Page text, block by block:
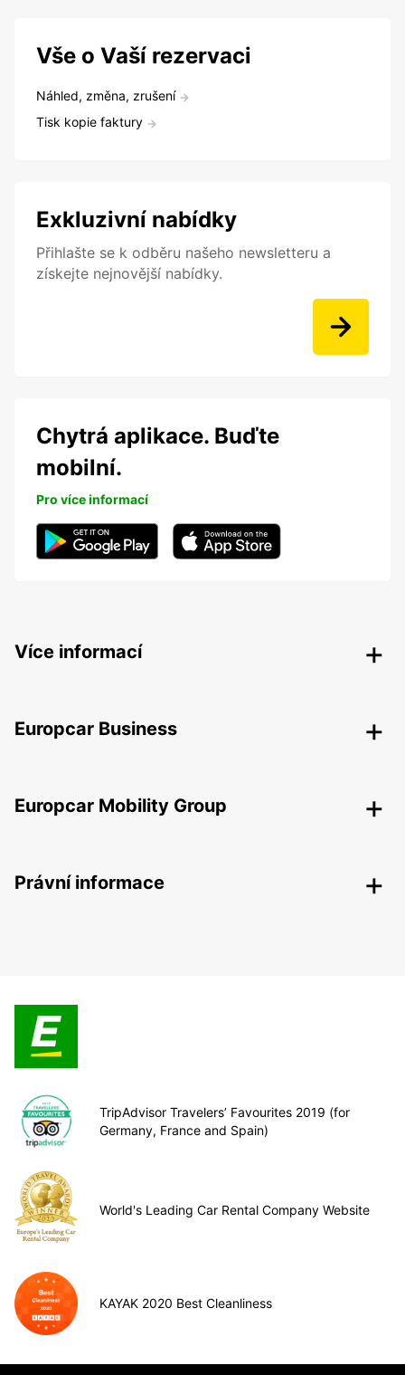
Vše o Vaší rezervaci
Náhled, změna, zrušení
Tisk kopie faktury
Exkluzivní nabídky
Přihlašte se k odběru našeho newsletteru a
získejte nejnovější nabídky.
Chytrá aplikace. Buďte
mobilní.
Pro více informací
Více informací
Europcar Business
Europcar Mobility Group
Právní informace
TripAdvisor Travelers’ Favourites 2019 (for
Germany, France and Spain)
World's Leading Car Rental Company Website
KAYAK 2020 Best Cleanliness